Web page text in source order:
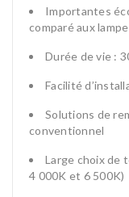
Importantes
comparé aux
Durée de vie :
Facilité
Solutions de
conventionnel
Large choix de
4 000K et 6 500K)